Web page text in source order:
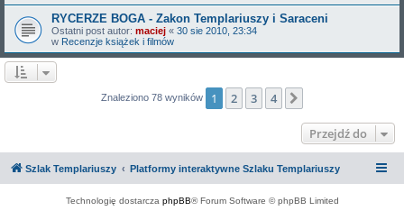
RYCERZE BOGA - Zakon Templariuszy i Saraceni
Ostatni post autor: maciej « 30 sie 2010, 23:34
w Recenzje książek i filmów
Znaleziono 78 wyników 1 2 3 4
Przejdź do
Szlak Templariuszy Platformy interaktywne Szlaku Templariuszy
Technologię dostarcza phpBB® Forum Software © phpBB Limited